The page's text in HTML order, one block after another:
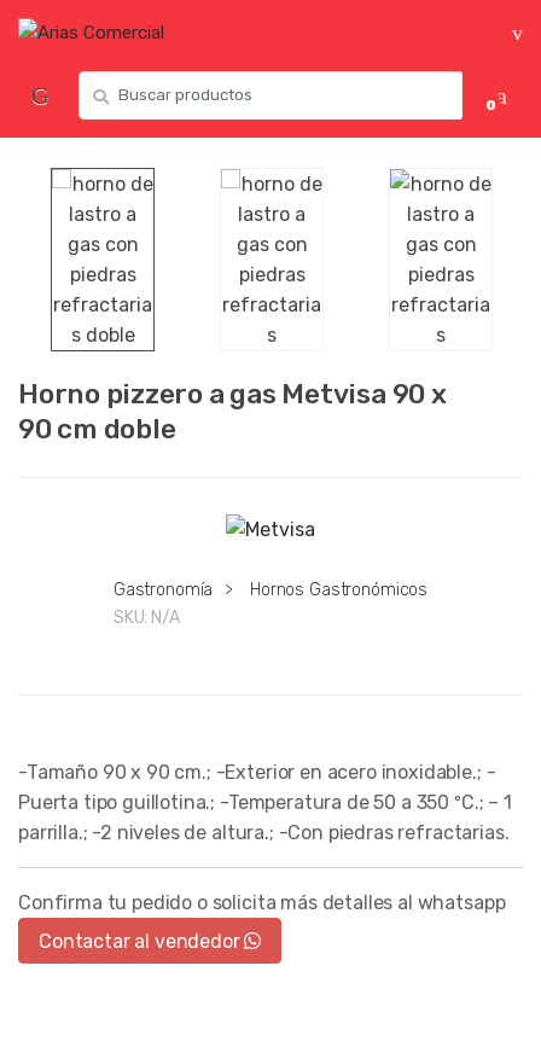
0
Horno pizzero a gas Metvisa 90 x
90 cm doble
Gastronomía >
Hornos Gastronómicos
SKU: N/A
-Tamaño 90 x 90 cm.; -Exterior en acero inoxidable.; -
Puerta tipo guillotina.; -Temperatura de 50 a 350 ºC.; – 1
parrilla.; -2 niveles de altura.; -Con piedras refractarias.
Confirma tu pedido o solicita más detalles al whatsapp
Contactar al vendedor